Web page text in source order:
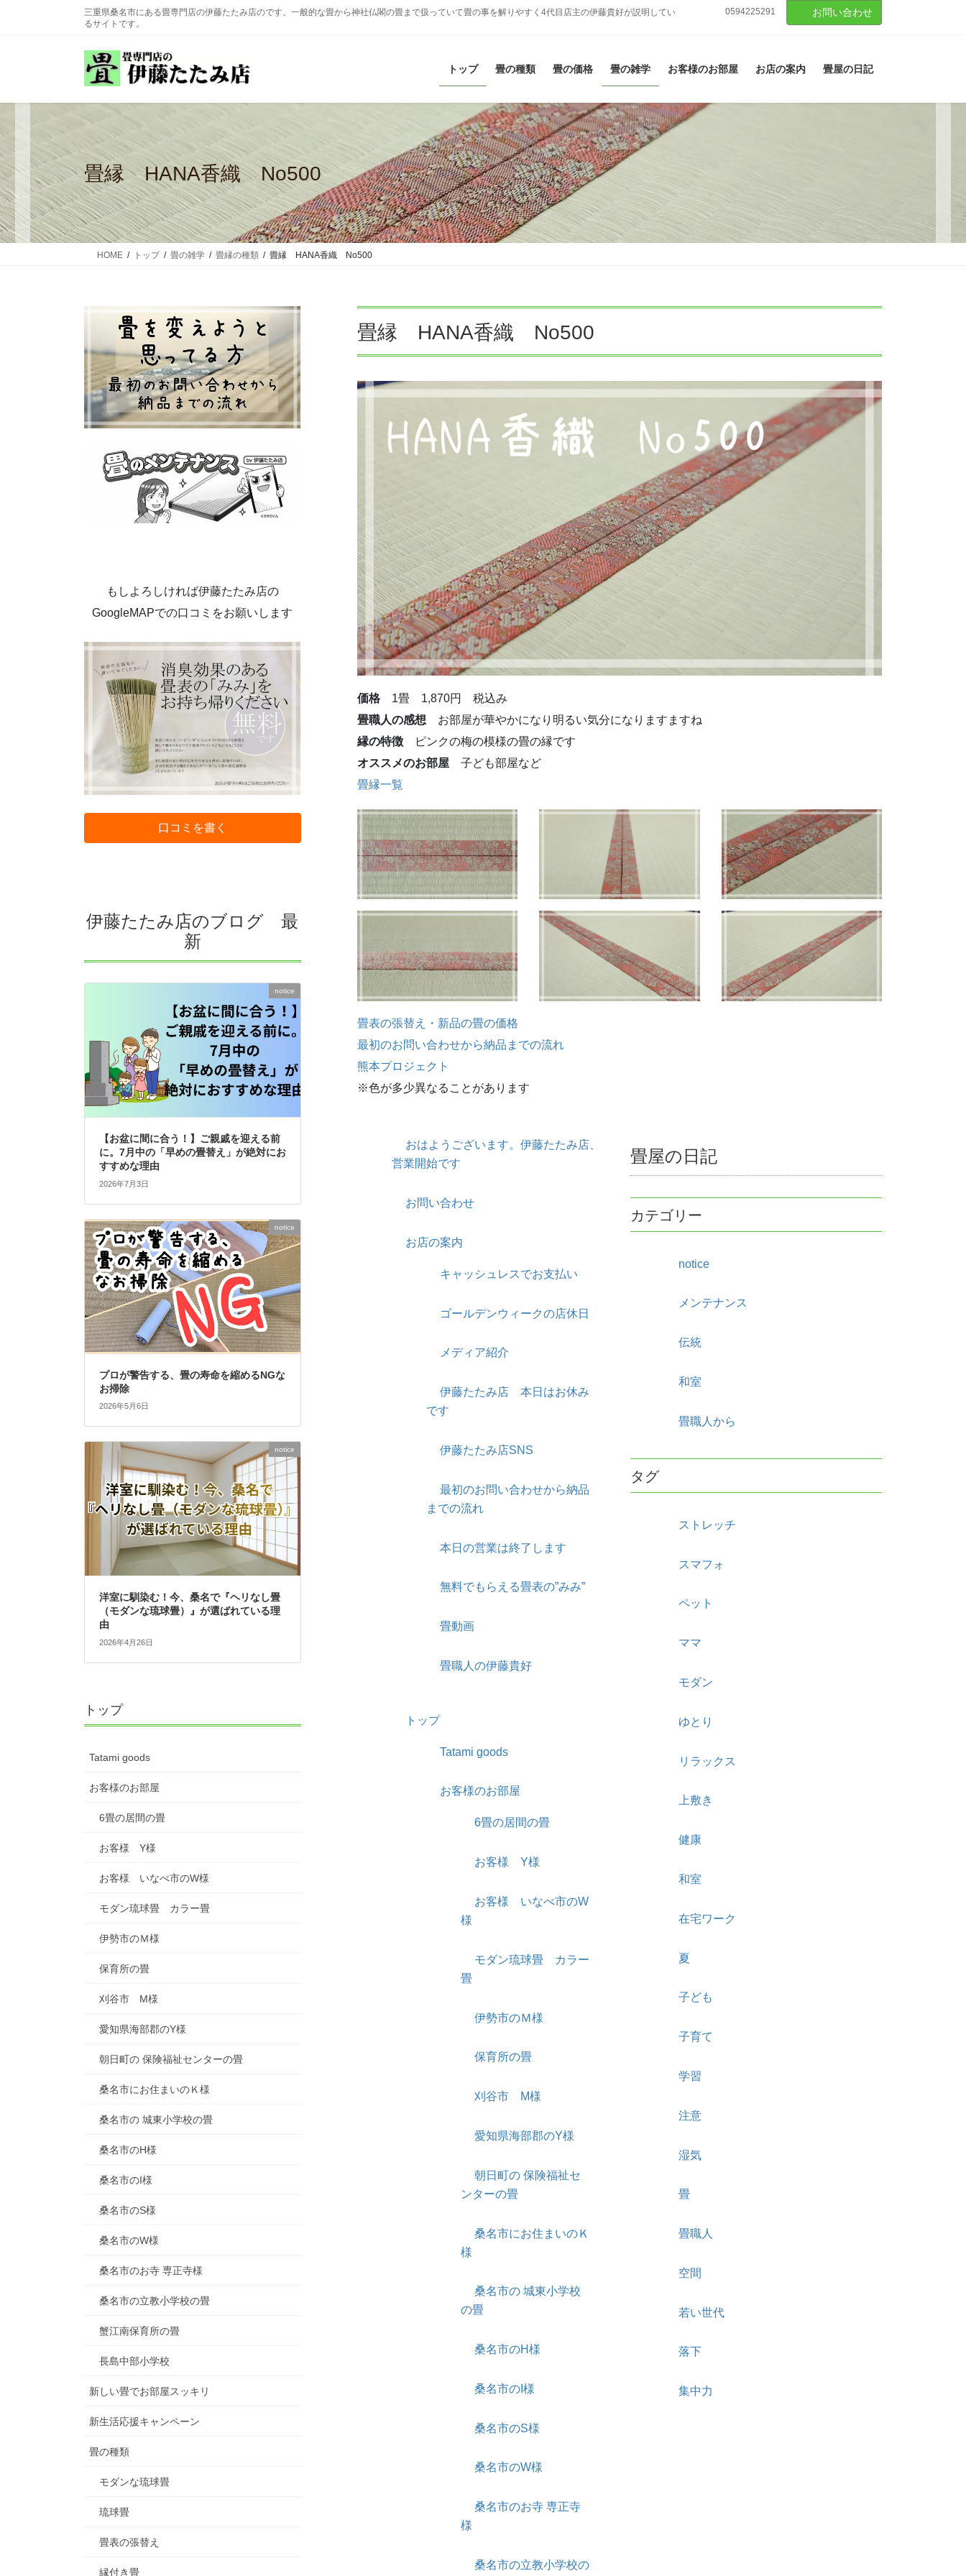
動
三重県桑名市にある畳専門店の伊藤たたみ店のです。一般的な畳から神社仏閣の畳まで扱っていて畳の事を解りやすく4代目店主の伊藤貴好が説明してい
るサイトです。
0594225291 お問い合わせ
トップ 畳の種類 畳の価格 畳の雑学 お客様のお部屋 お店の案内 畳屋の日記
畳縁 HANA香織 No500
HOME トップ 畳の雑学 畳縁の種類 畳縁 HANA香織 No500
畳縁 HANA香織 No500
価格 1畳 1,870円 税込み
畳職人の感想 お部屋が華やかになり明るい気分になりますますね
縁の特徴 ピンクの梅の模様の畳の縁です
オススメのお部屋 子ども部屋など
畳縁一覧
畳表の張替え・新品の畳の価格
最初のお問い合わせから納品までの流れ
熊本プロジェクト
※色が多少異なることがあります
おはようございます。伊藤たたみ店、
営業開始です
お問い合わせ
お店の案内
キャッシュレスでお支払い
ゴールデンウィークの店休日
メディア紹介
伊藤たたみ店 本日はお休み
です
伊藤たたみ店SNS
最初のお問い合わせから納品
までの流れ
本日の営業は終了します
無料でもらえる畳表の”みみ”
畳動画
畳職人の伊藤貴好
トップ
Tatami goods
お客様のお部屋
6畳の居間の畳
お客様 Y様
お客様 いなべ市のW
様
モダン琉球畳 カラー
畳
伊勢市のＭ様
保育所の畳
刈谷市 M様
愛知県海部郡のY様
朝日町の 保険福祉セ
ンターの畳
桑名市にお住まいのＫ
様
桑名市の 城東小学校
の畳
桑名市のH様
桑名市のI様
桑名市のS様
桑名市のW様
桑名市のお寺 専正寺
様
桑名市の立教小学校の
畳屋の日記
カテゴリー
notice
メンテナンス
伝統
和室
畳職人から
タグ
ストレッチ
スマフォ
ペット
ママ
モダン
ゆとり
リラックス
上敷き
健康
和室
在宅ワーク
夏
子ども
子育て
学習
注意
湿気
畳
畳職人
空間
若い世代
落下
集中力
もしよろしければ伊藤たたみ店の
GoogleMAPでの口コミをお願いします
口コミを書く
伊藤たたみ店のブログ 最
新
notice
【お盆に間に合う！】ご親戚を迎える前
に。7月中の「早めの畳替え」が絶対にお
すすめな理由
2026年7月3日
notice
プロが警告する、畳の寿命を縮めるNGな
お掃除
2026年5月6日
notice
洋室に馴染む！今、桑名で『ヘリなし畳
（モダンな琉球畳）』が選ばれている理
由
2026年4月26日
トップ
Tatami goods
お客様のお部屋
6畳の居間の畳
お客様 Y様
お客様 いなべ市のW様
モダン琉球畳 カラー畳
伊勢市のＭ様
保育所の畳
刈谷市 M様
愛知県海部郡のY様
朝日町の 保険福祉センターの畳
桑名市にお住まいのＫ様
桑名市の 城東小学校の畳
桑名市のH様
桑名市のI様
桑名市のS様
桑名市のW様
桑名市のお寺 専正寺様
桑名市の立教小学校の畳
蟹江南保育所の畳
長島中部小学校
新しい畳でお部屋スッキリ
新生活応援キャンペーン
畳の種類
モダンな琉球畳
琉球畳
畳表の張替え
縁付き畳